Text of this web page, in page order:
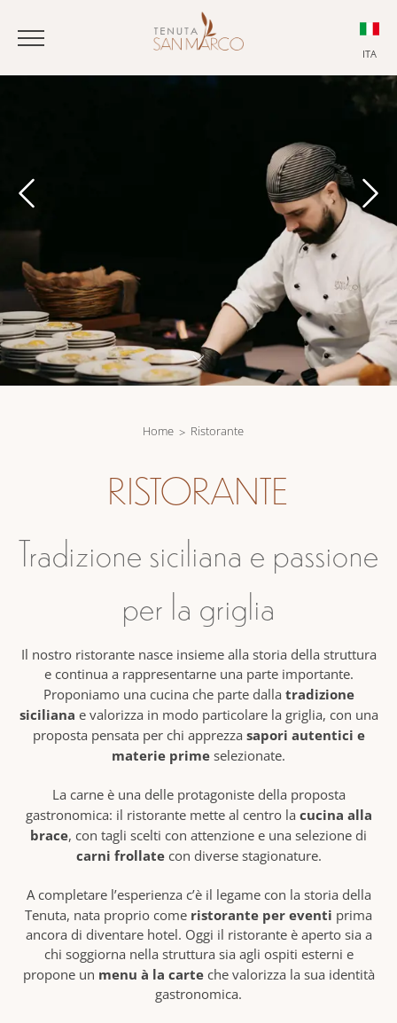
ITA
ENG
Home Ristorante
RISTORANTE
Tradizione siciliana e passione
per la griglia
Il nostro ristorante nasce insieme alla storia della struttura
e continua a rappresentarne una parte importante.
Proponiamo una cucina che parte dalla tradizione
siciliana e valorizza in modo particolare la griglia, con una
proposta pensata per chi apprezza sapori autentici e
materie primeselezionate.
La carne è una delle protagoniste della proposta
gastronomica: il ristorante mette al centro la cucina alla
brace, con tagli scelti con attenzione e una selezione di
carni frollatecon diverse stagionature.
A completare l’esperienza c’è il legame con la storia della
Tenuta, nata proprio come ristorante per eventi prima
ancora di diventare hotel. Oggi il ristorante è aperto sia a
chi soggiorna nella struttura sia agli ospiti esterni e
propone un menu à la carteche valorizza la sua identità
gastronomica.